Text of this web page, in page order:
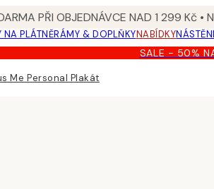
PŘI OBJEDNÁVCE NAD 1 299 Kč •
NA PLÁTNĚRÁMY & DOPLŇKYNABÍDKY
SALE - 50%
Me Personal Plakát